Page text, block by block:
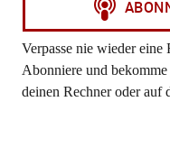
Verpasse nie wieder eine
Abonniere und
deinen Rechner oder auf